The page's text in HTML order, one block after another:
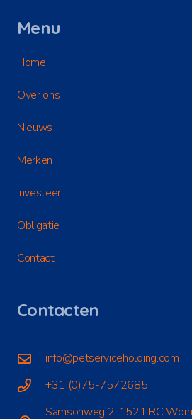
Menu
Home
Over ons
Nieuws
Merken
Investeer
Obligatie
Contact
Contacten
info@petserviceholding.com
+31 (0)75-7572685
Samsonweg 2, 1521 RC